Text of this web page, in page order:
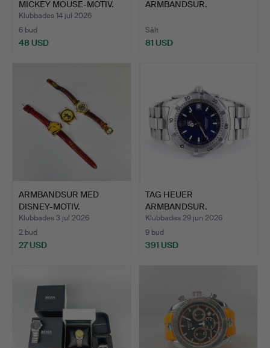
MICKEY MOUSE-MOTIV.
Klubbades 14 jul 2026
6 bud
48 USD
ARMBANDSUR.
Sålt
81 USD
ARMBANDSUR MED
DISNEY-MOTIV.
Klubbades 3 jul 2026
2 bud
27 USD
TAG HEUER
ARMBANDSUR.
Klubbades 29 jun 2026
9 bud
391 USD